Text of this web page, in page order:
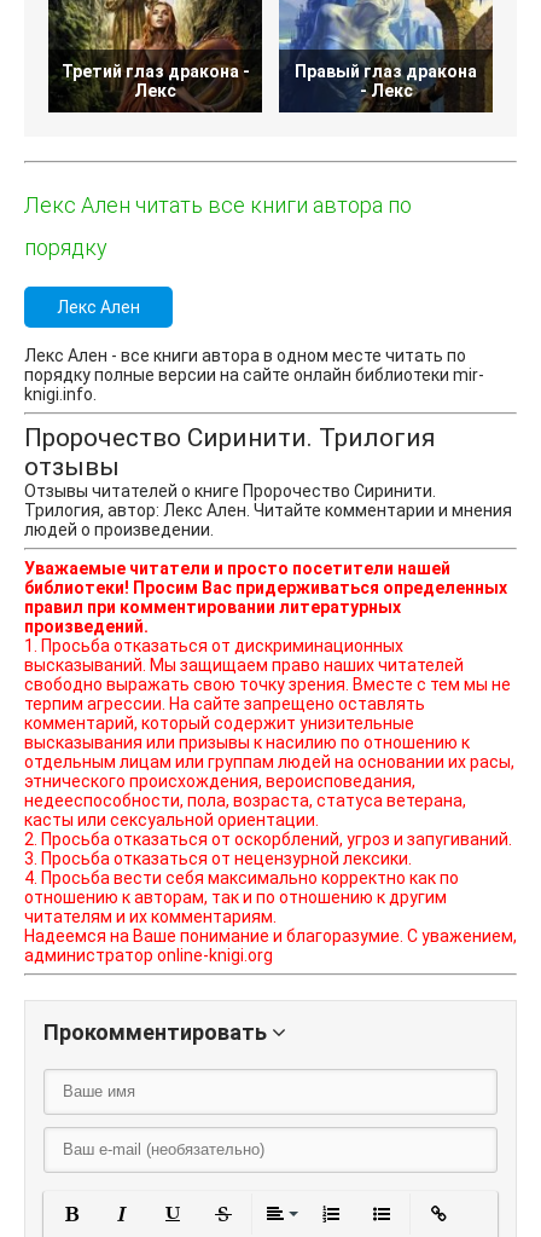
Третий глаз дракона -
Лекс
Правый глаз дракона
- Лекс
Лекс Ален читать все книги автора по
порядку
Лекс Ален
Лекс Ален - все книги автора в одном месте читать по
порядку полные версии на сайте онлайн библиотеки mir-
knigi.info.
Пророчество Сиринити. Трилогия
отзывы
Отзывы читателей о книге Пророчество Сиринити.
Трилогия, автор: Лекс Ален. Читайте комментарии и мнения
людей о произведении.
Уважаемые читатели и просто посетители нашей
библиотеки! Просим Вас придерживаться определенных
правил при комментировании литературных
произведений.
1. Просьба отказаться от дискриминационных
высказываний. Мы защищаем право наших читателей
свободно выражать свою точку зрения. Вместе с тем мы не
терпим агрессии. На сайте запрещено оставлять
комментарий, который содержит унизительные
высказывания или призывы к насилию по отношению к
отдельным лицам или группам людей на основании их расы,
этнического происхождения, вероисповедания,
недееспособности, пола, возраста, статуса ветерана,
касты или сексуальной ориентации.
2. Просьба отказаться от оскорблений, угроз и запугиваний.
3. Просьба отказаться от нецензурной лексики.
4. Просьба вести себя максимально корректно как по
отношению к авторам, так и по отношению к другим
читателям и их комментариям.
Надеемся на Ваше понимание и благоразумие. С уважением,
администратор online-knigi.org
Прокомментировать